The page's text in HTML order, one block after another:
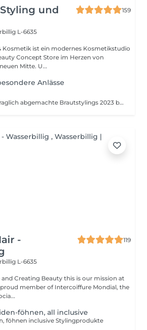
und
159
L-6635
Kosmetik ist ein modernes Kosmetikstudio
Concept Store im Herzen von
Wasserbillig, in der neuen Mitte. U...
Anlässe
Nur für bereits vertraglich abgemachte Brautstylings 2023 buchbar. Wenn du Interesse an einem Brautstyling hast, was du noch nicht gebucht hast, bitte nicht buchen. Kontaktiere mich dann erst über WhatsApp.
-
119
L-6635
Beauty this is our mission at
member of Intercoiffure Mondial, the
föhnen, all inclusive
föhnen inclusive Stylingprodukte